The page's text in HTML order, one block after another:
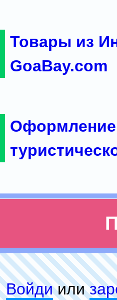
Товары из
GoaBay.com
Оформление
Войдиили